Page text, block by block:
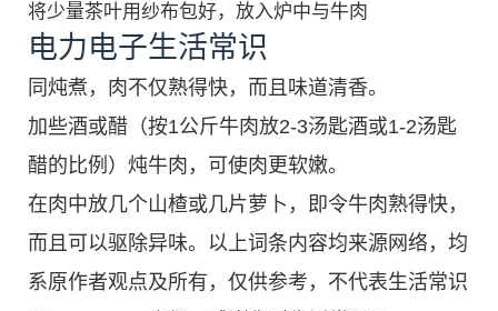
将少量茶叶用纱布包好，放入炉中与牛肉
电力电子生活常识
同炖煮，肉不仅熟得快，而且味道清香。
加些酒或醋（按1公斤牛肉放2-3汤匙酒或1-2汤匙
醋的比例）炖牛肉，可使肉更软嫩。
在肉中放几个山楂或几片萝卜，即令牛肉熟得快，
而且可以驱除异味。以上词条内容均来源网络，均
系原作者观点及所有，仅供参考，不代表生活常识